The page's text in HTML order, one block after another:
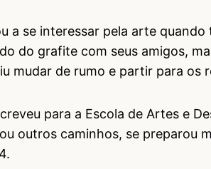
a se interessar pela arte
do grafite com seus amigos,
mudar de rumo e partir para os
para a Escola de Artes e
outros caminhos, se preparou